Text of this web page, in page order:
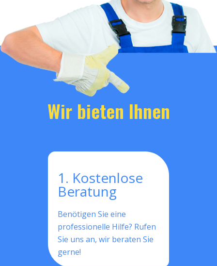
Wir bieten Ihnen
1. Kostenlose
Beratung
Benötigen Sie eine
professionelle Hilfe? Rufen
Sie uns an, wir beraten Sie
gerne!